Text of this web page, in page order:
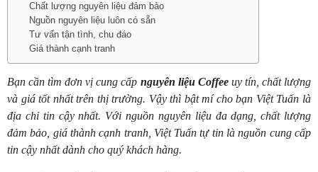
Chất lượng nguyên liệu đảm bảo
Nguồn nguyên liệu luôn có sẵn
Tư vấn tận tình, chu đáo
Giá thành cạnh tranh
Bạn cần tìm đơn vị cung cấp nguyên liệu Coffeeuy tín, chất lượng
và giá tốt nhất trên thị trường. Vậy thì bật mí cho bạn Việt Tuấn là
địa chỉ tin cậy nhất. Với nguồn nguyên liệu đa dạng, chất lượng
đảm bảo, giá thành cạnh tranh, Việt Tuấn tự tin là nguồn cung cấp
tin cậy nhất dành cho quý khách hàng.